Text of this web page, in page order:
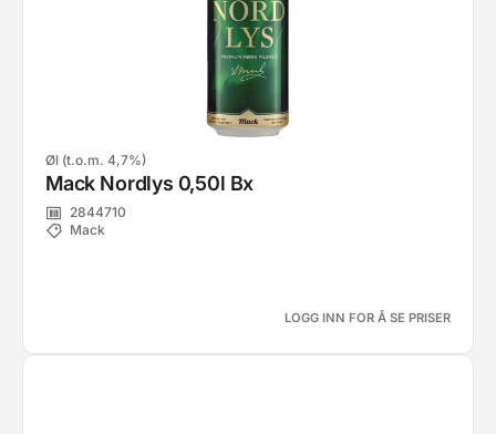
Øl (t.o.m. 4,7%)
Mack Nordlys 0,50l Bx
2844710
Mack
LOGG INN FOR Å SE PRISER